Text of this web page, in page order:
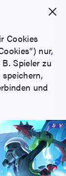
Cookies
nur,
Spieler zu
und